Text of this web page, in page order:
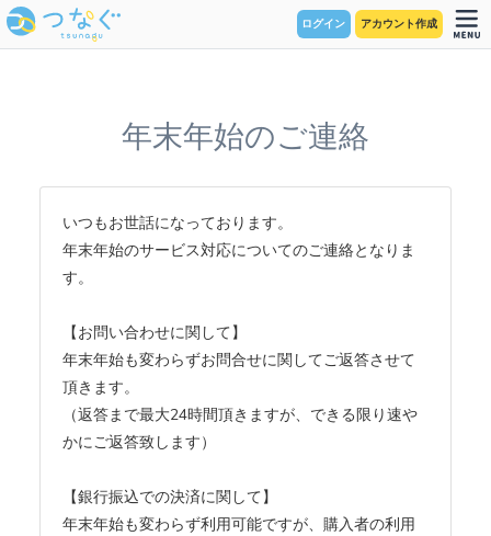
ログイン アカウント作成
年末年始のご連絡
いつもお世話になっております。
年末年始のサービス対応についてのご連絡となりま
す。
【お問い合わせに関して】
年末年始も変わらずお問合せに関してご返答させて
頂きます。
（返答まで最大24時間頂きますが、できる限り速や
かにご返答致します）
【銀行振込での決済に関して】
年末年始も変わらず利用可能ですが、購入者の利用